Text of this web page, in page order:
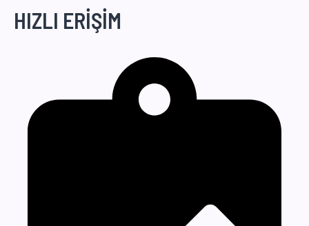
HIZLI ERİŞİM